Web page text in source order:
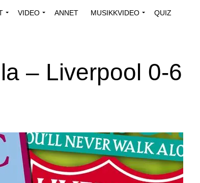
VIDEO ANNET MUSIKKVIDEO QUIZ
– Liverpool 0-6